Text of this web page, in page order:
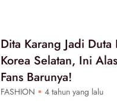
Dita Karang Jadi
Korea Selatan, Ini
Fans Barunya!
FASHION 4 tahun yang lalu